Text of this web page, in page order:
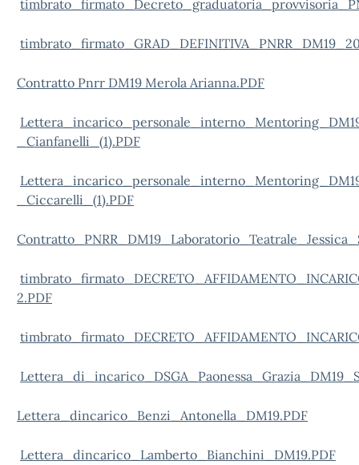
Contratto Pnrr DM19 Merola Arianna.PDF
_Cianfanelli_(1).PDF
_Ciccarelli_(1).PDF
2.PDF
Lettera_dincarico_Benzi_Antonella_DM19.PDF
Lettera_dincarico_Lamberto_Bianchini_DM19.PDF